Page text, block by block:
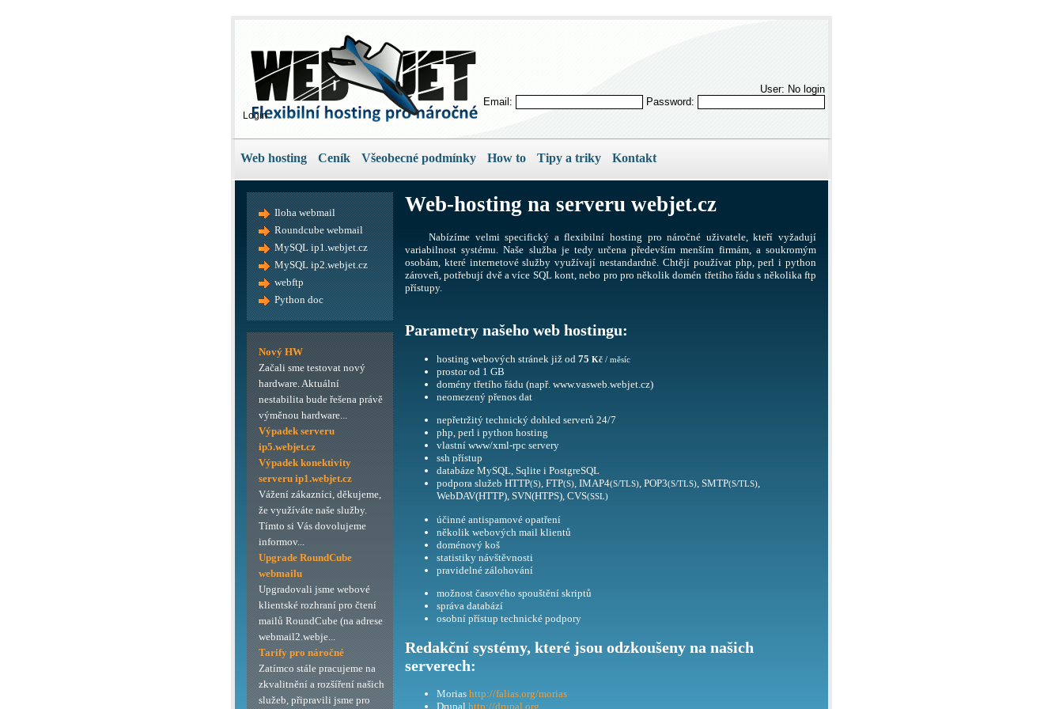
User: No login
Email:
Password:
Login
Web hosting Ceník Všeobecné podmínky How to Tipy a triky Kontakt
Web-hosting na serveru webjet.cz
Nabízíme velmi specifický a flexibilní hosting pro náročné uživatele, kteří vyžadují
variabilnost systému. Naše služba je tedy určena především menším firmám, a soukromým
osobám, které internetové služby využívají nestandardně. Chtějí používat php, perl i python
zároveň, potřebují dvě a více SQL kont, nebo pro pro několik domén třetího řádu s několika ftp
přístupy.
Parametry našeho web hostingu:
hosting webových stránek již od 75 Kč / měsíc
prostor od 1 GB
domény třetího řádu (např. www.vasweb.webjet.cz)
neomezený přenos dat
nepřetržitý technický dohled serverů 24/7
php, perl i python hosting
vlastní www/xml-rpc servery
ssh přístup
databáze MySQL, Sqlite i PostgreSQL
podpora služeb HTTP(S), FTP(S), IMAP4(S/TLS), POP3(S/TLS), SMTP(S/TLS),
WebDAV(HTTP), SVN(HTPS), CVS(SSL)
účinné antispamové opatření
několik webových mail klientů
doménový koš
statistiky návštěvnosti
pravidelné zálohování
možnost časového spouštění skriptů
správa databází
osobní přístup technické podpory
Redakční systémy, které jsou odzkoušeny na našich
serverech:
Morias http://falias.org/morias
Drupal http://drupal.org
Iloha webmail
Roundcube webmail
MySQL ip1.webjet.cz
MySQL ip2.webjet.cz
webftp
Python doc
Nový HW
Začali sme testovat nový
hardware. Aktuální
nestabilita bude řešena právě
výměnou hardware...
Výpadek serveru
ip5.webjet.cz
Výpadek konektivity
serveru ip1.webjet.cz
Vážení zákazníci, děkujeme,
že využíváte naše služby.
Tímto si Vás dovolujeme
informov...
Upgrade RoundCube
webmailu
Upgradovali jsme webové
klientské rozhraní pro čtení
mailů RoundCube (na adrese
webmail2.webje...
Tarify pro náročné
Zatímco stále pracujeme na
zkvalitnění a rozšíření našich
služeb, připravili jsme pro